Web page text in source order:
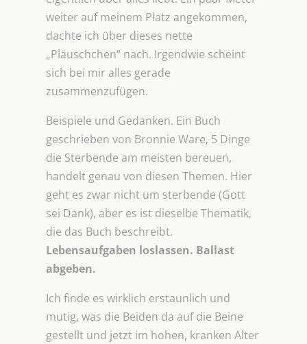
weiter auf meinem Platz angekommen,
dachte ich über dieses nette
„Pläuschchen“ nach. Irgendwie scheint
sich bei mir alles gerade
zusammenzufügen.
Beispiele und Gedanken. Ein Buch
geschrieben von Bronnie Ware, 5 Dinge
die Sterbende am meisten bereuen,
handelt genau von diesen Themen. Hier
geht es zwar nicht um sterbende (Gott
sei Dank), aber es ist dieselbe Thematik,
die das Buch beschreibt.
Lebensaufgaben loslassen. Ballast
abgeben.
Ich finde es wirklich erstaunlich und
mutig, was die Beiden da auf die Beine
gestellt und jetzt im hohen, kranken Alter